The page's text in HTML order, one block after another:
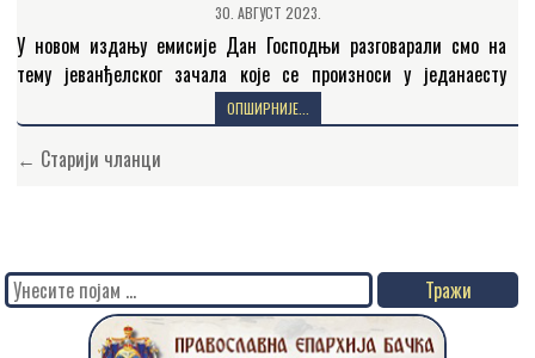
30. АВГУСТ 2023.
У новом издању емисије Дан Господњи разговарали смо на
тему јеванђелског зачала које се произноси у једанаесту
недељу по празнику свете Педесетнице (Мат. 18, 23…
ОПШИРНИЈЕ...
Кретање
← Старији чланци
Search
for: